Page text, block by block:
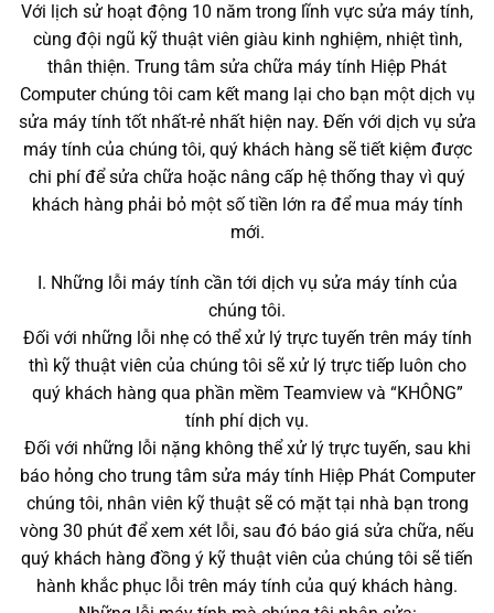
Với lịch sử hoạt động 10 năm trong lĩnh vực sửa máy tính,
cùng đội ngũ kỹ thuật viên giàu kinh nghiệm, nhiệt tình,
thân thiện. Trung tâm sửa chữa máy tính Hiệp Phát
Computer chúng tôi cam kết mang lại cho bạn một dịch vụ
sửa máy tính tốt nhất-rẻ nhất hiện nay. Đến với dịch vụ sửa
máy tính của chúng tôi, quý khách hàng sẽ tiết kiệm được
chi phí để sửa chữa hoặc nâng cấp hệ thống thay vì quý
khách hàng phải bỏ một số tiền lớn ra để mua máy tính
mới.
I. Những lỗi máy tính cần tới dịch vụ sửa máy tính của
chúng tôi.
Đối với những lỗi nhẹ có thể xử lý trực tuyến trên máy tính
thì kỹ thuật viên của chúng tôi sẽ xử lý trực tiếp luôn cho
quý khách hàng qua phần mềm Teamview và “KHÔNG”
tính phí dịch vụ.
Đối với những lỗi nặng không thể xử lý trực tuyến, sau khi
báo hỏng cho trung tâm sửa máy tính Hiệp Phát Computer
chúng tôi, nhân viên kỹ thuật sẽ có mặt tại nhà bạn trong
vòng 30 phút để xem xét lỗi, sau đó báo giá sửa chữa, nếu
quý khách hàng đồng ý kỹ thuật viên của chúng tôi sẽ tiến
hành khắc phục lỗi trên máy tính của quý khách hàng.